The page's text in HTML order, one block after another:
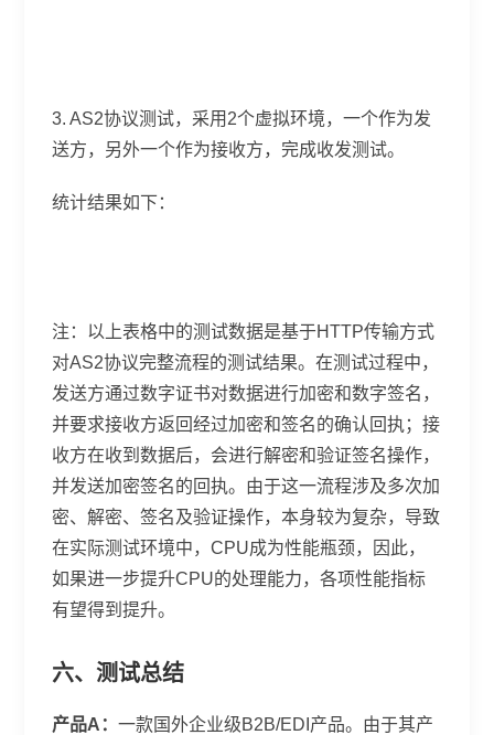
3. AS2协议测试，采用2个虚拟环境，一个作为发
送方，另外一个作为接收方，完成收发测试。
统计结果如下：
注：以上表格中的测试数据是基于HTTP传输方式
对AS2协议完整流程的测试结果。在测试过程中，
发送方通过数字证书对数据进行加密和数字签名，
并要求接收方返回经过加密和签名的确认回执；接
收方在收到数据后，会进行解密和验证签名操作，
并发送加密签名的回执。由于这一流程涉及多次加
密、解密、签名及验证操作，本身较为复杂，导致
在实际测试环境中，CPU成为性能瓶颈，因此，
如果进一步提升CPU的处理能力，各项性能指标
有望得到提升。
六、测试总结
产品A：一款国外企业级B2B/EDI产品。由于其产